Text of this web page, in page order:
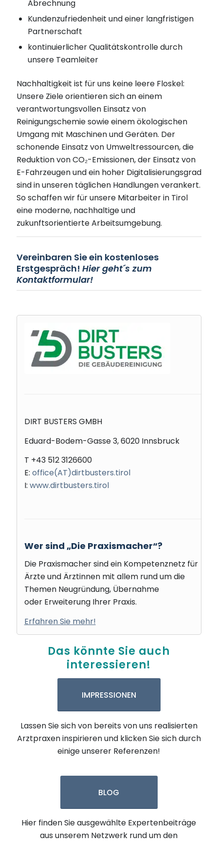
Abrechnung
Kundenzufriedenheit und einer langfristigen
Partnerschaft
kontinuierlicher Qualitätskontrolle durch
unsere Teamleiter
Nachhaltigkeit ist für uns keine leere Floskel:
Unsere Ziele orientieren sich an einem
verantwortungsvollen Einsatz von
Reinigungschemie sowie einem ökologischen
Umgang mit Maschinen und Geräten. Der
schonende Einsatz von Umweltressourcen, die
Reduktion von CO₂-Emissionen, der Einsatz von
E-Fahrzeugen und ein hoher Digitalisierungsgrad
sind in unseren täglichen Handlungen verankert.
So schaffen wir für unsere Mitarbeiter in Tirol
eine moderne, nachhaltige und
zukunftsorientierte Arbeitsumgebung.
Vereinbaren Sie ein kostenloses
Erstgespräch! Hier geht´s zum
Kontaktformular!
DIRT BUSTERS GMBH
Eduard-Bodem-Gasse 3, 6020 Innsbruck
T +43 512 3126600
E: office(AT)dirtbusters.tirol
I: www.dirtbusters.tirol
Wer sind „Die Praxismacher“?
Die Praxismacher sind ein Kompetenznetz für
Ärzte und Ärztinnen mit allem rund um die
Themen Neugründung, Übernahme
oder Erweiterung Ihrer Praxis.
Erfahren Sie mehr!
Das könnte Sie auch
interessieren!
IMPRESSIONEN
Lassen Sie sich von bereits von uns realisierten
Arztpraxen inspirieren und klicken Sie sich durch
einige unserer Referenzen!
BLOG
Hier finden Sie ausgewählte Expertenbeiträge
aus unserem Netzwerk rund um den